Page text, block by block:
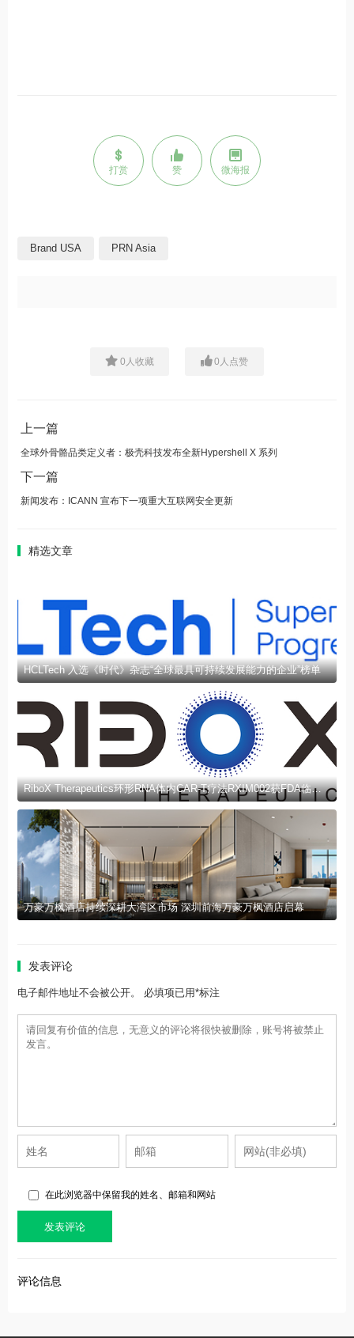
打赏 赞 微海报
Brand USA PRN Asia
0 人收藏 0 人点赞
上一篇
全球外骨骼品类定义者：极壳科技发布全新Hypershell X 系列
下一篇
新闻发布：ICANN 宣布下一项重大互联网安全更新
精选文章
HCLTech 入选《时代》杂志“全球最具可持续发展能力的企业”榜单
RiboX Therapeutics环形RNA体内CAR-T疗法RXIM002获FDA临床试验许可
万豪万枫酒店持续深耕大湾区市场 深圳前海万豪万枫酒店启幕
发表评论
电子邮件地址不会被公开。 必填项已用*标注
在此浏览器中保留我的姓名、邮箱和网站
评论信息